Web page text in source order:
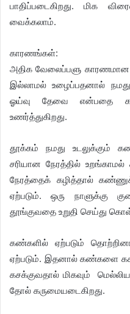
பாதிப்படைகிறது. மிக
வைக்கலாம்.
காரணங்கள்:
அதிக வேலைப்பளு காரணமான
இல்லாமல் உழைப்பதனால் நமது
ஓய்வு தேவை என்பதை
உணர்த்துகிறது.
தூக்கம் நமது உடலுக்கும்
சரியான நேரத்தில் உறங்காமல்
நேரத்தைக் கழித்தால்
ஏற்படும். ஒரு நாளுக்கு
தூங்குவதை உறுதி செய்து
கண்களில் ஏற்படும்
ஏற்படும். இதனால் கண்களை
கசக்குவதால் மிகவும்
தோல் கருமையடைகிறது.